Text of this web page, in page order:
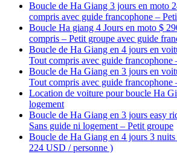
Boucle de Ha Giang 3 jours en moto
compris avec guide francophone –
Boucle Ha giang 4 Jours en moto $
compris – Petit groupe avec guide
Boucle de Ha Giang en 4 jours en
Tout compris avec guide francophone
Boucle de Ha Giang en 3 jours en
Tout compris avec guide francophone
Location de voiture pour boucle Ha
logement
Boucle de Ha Giang en 3 jours easy
Sans guide ni logement – Petit groupe
Boucle de Ha Giang en 4 jours 3
224 USD / personne )